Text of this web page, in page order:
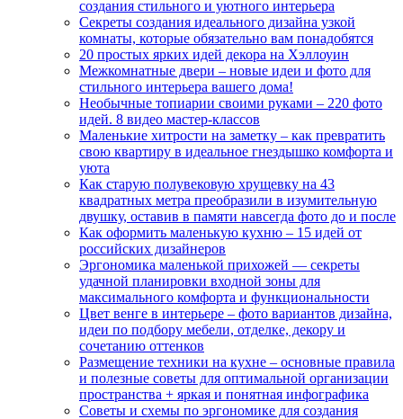
создания стильного и уютного интерьера
Секреты создания идеального дизайна узкой
комнаты, которые обязательно вам понадобятся
20 простых ярких идей декора на Хэллоуин
Межкомнатные двери – новые идеи и фото для
стильного интерьера вашего дома!
Необычные топиарии своими руками – 220 фото
идей. 8 видео мастер-классов
Маленькие хитрости на заметку – как превратить
свою квартиру в идеальное гнездышко комфорта и
уюта
Как старую полувековую хрущевку на 43
квадратных метра преобразили в изумительную
двушку, оставив в памяти навсегда фото до и после
Как оформить маленькую кухню – 15 идей от
российских дизайнеров
Эргономика маленькой прихожей — секреты
удачной планировки входной зоны для
максимального комфорта и функциональности
Цвет венге в интерьере – фото вариантов дизайна,
идеи по подбору мебели, отделке, декору и
сочетанию оттенков
Размещение техники на кухне – основные правила
и полезные советы для оптимальной организации
пространства + яркая и понятная инфографика
Советы и схемы по эргономике для создания